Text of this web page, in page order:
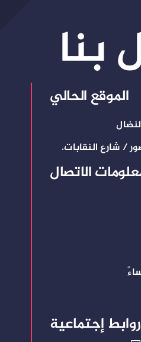
بنا
الموقع الحالي
/ شارع النقابات.
الاتصال
روابط إجتماعية